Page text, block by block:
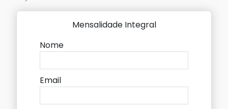
Mensalidade Integral
Nome
Email